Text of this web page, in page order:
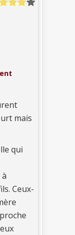
mais
qui
Ceux-